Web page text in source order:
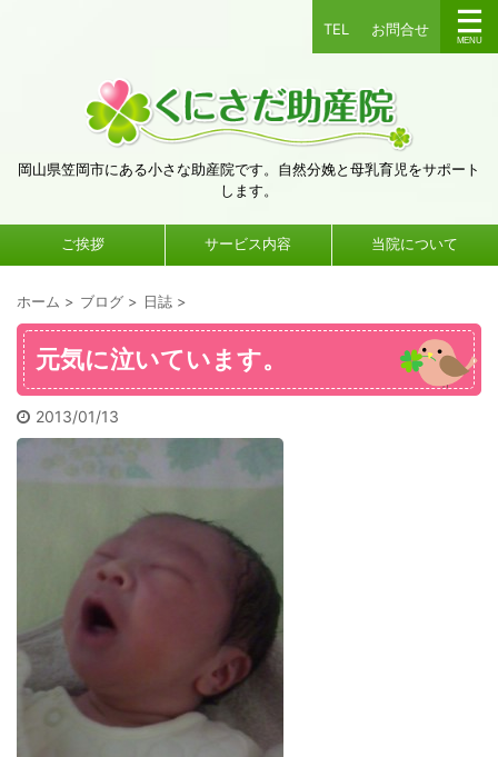
TEL お問合せ
岡山県笠岡市にある小さな助産院です。自然分娩と母乳育児をサポート
します。
ご挨拶 サービス内容 当院について
ホーム > ブログ > 日誌 >
元気に泣いています。
2013/01/13